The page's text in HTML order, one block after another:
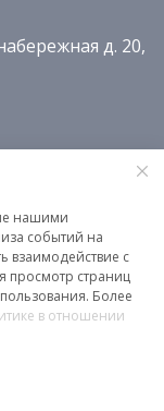
д. 20,
нашими
событий на
взаимодействие с
просмотр страниц
Более
в отношении